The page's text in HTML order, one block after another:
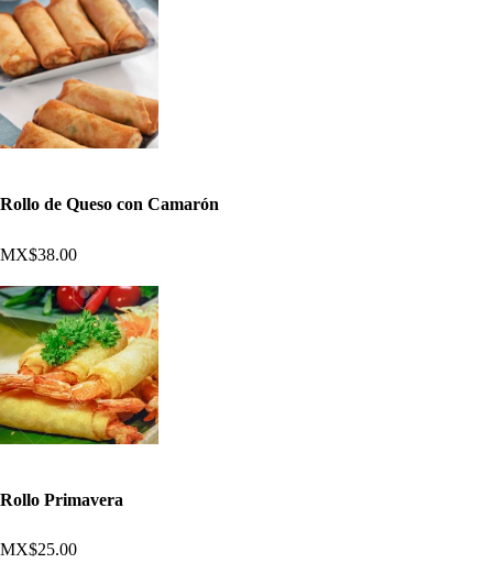
Rollo de Queso con Camarón
MX$38.00
Rollo Primavera
MX$25.00